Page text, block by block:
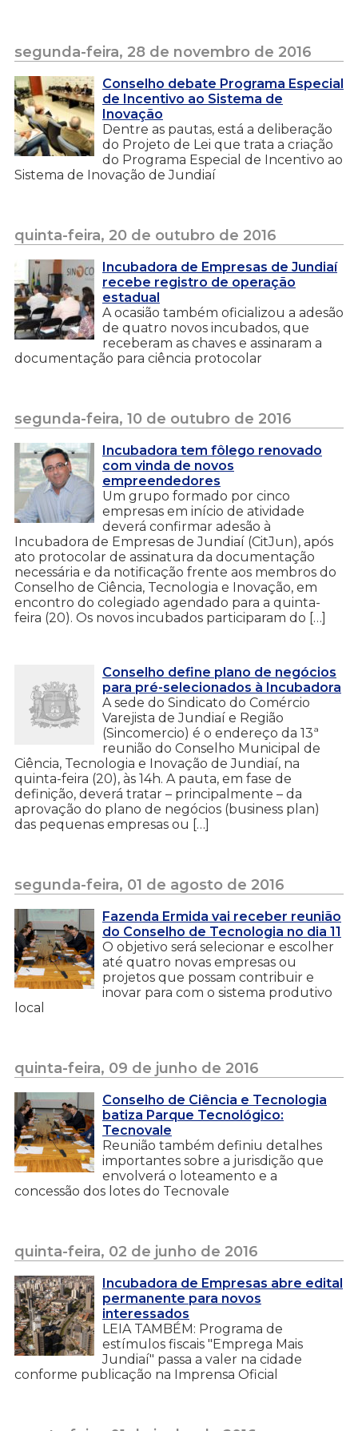
segunda-feira, 28 de novembro de 2016
Conselho debate Programa Especial
de Incentivo ao Sistema de
Inovação
Dentre as pautas, está a deliberação
do Projeto de Lei que trata a criação
do Programa Especial de Incentivo ao
Sistema de Inovação de Jundiaí
quinta-feira, 20 de outubro de 2016
Incubadora de Empresas de Jundiaí
recebe registro de operação
estadual
A ocasião também oficializou a adesão
de quatro novos incubados, que
receberam as chaves e assinaram a
documentação para ciência protocolar
segunda-feira, 10 de outubro de 2016
Incubadora tem fôlego renovado
com vinda de novos
empreendedores
Um grupo formado por cinco
empresas em início de atividade
deverá confirmar adesão à
Incubadora de Empresas de Jundiaí (CitJun), após
ato protocolar de assinatura da documentação
necessária e da notificação frente aos membros do
Conselho de Ciência, Tecnologia e Inovação, em
encontro do colegiado agendado para a quinta-
feira (20). Os novos incubados participaram do […]
Conselho define plano de negócios
para pré-selecionados à Incubadora
A sede do Sindicato do Comércio
Varejista de Jundiaí e Região
(Sincomercio) é o endereço da 13ª
reunião do Conselho Municipal de
Ciência, Tecnologia e Inovação de Jundiaí, na
quinta-feira (20), às 14h. A pauta, em fase de
definição, deverá tratar – principalmente – da
aprovação do plano de negócios (business plan)
das pequenas empresas ou […]
segunda-feira, 01 de agosto de 2016
Fazenda Ermida vai receber reunião
do Conselho de Tecnologia no dia 11
O objetivo será selecionar e escolher
até quatro novas empresas ou
projetos que possam contribuir e
inovar para com o sistema produtivo
local
quinta-feira, 09 de junho de 2016
Conselho de Ciência e Tecnologia
batiza Parque Tecnológico:
Tecnovale
Reunião também definiu detalhes
importantes sobre a jurisdição que
envolverá o loteamento e a
concessão dos lotes do Tecnovale
quinta-feira, 02 de junho de 2016
Incubadora de Empresas abre edital
permanente para novos
interessados
LEIA TAMBÉM: Programa de
estímulos fiscais "Emprega Mais
Jundiaí" passa a valer na cidade
conforme publicação na Imprensa Oficial